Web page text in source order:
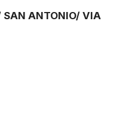
SAN ANTONIO/ VIA